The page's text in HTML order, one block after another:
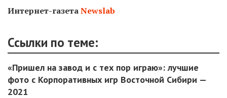
Интернет-газетаNewslab
Ссылки по теме:
«Пришел на завод и с тех пор играю»: лучшие
фото с Корпоративных игр Восточной Сибири —
2021